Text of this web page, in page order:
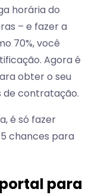
horária do
– e fazer a
70%, você
Agora é
obter o seu
de contratação.
é só fazer
chances para
para